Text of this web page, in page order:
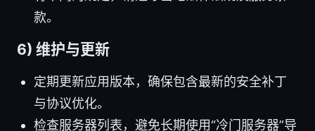
款。
6) 维护与更新
定期更新应用版本，确保包含最新的安全补丁
与协议优化。
检查服务器列表，避免长期使用“冷门服务器”导